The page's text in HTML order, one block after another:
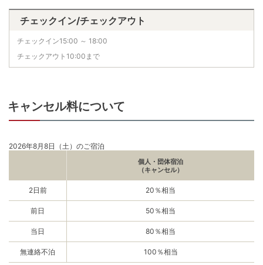
チェックイン/チェックアウト
チェックイン15:00 ～ 18:00
チェックアウト10:00まで
キャンセル料について
2026年8月8日（土）のご宿泊
個人・団体宿泊
（キャンセル）
2日前 20％相当
前日 50％相当
当日 80％相当
無連絡不泊 100％相当